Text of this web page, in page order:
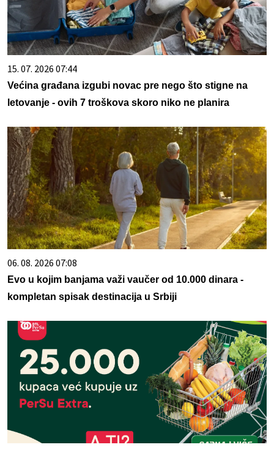
15. 07. 2026 07:44
Većina građana izgubi novac pre nego što stigne na
letovanje - ovih 7 troškova skoro niko ne planira
06. 08. 2026 07:08
Evo u kojim banjama važi vaučer od 10.000 dinara -
kompletan spisak destinacija u Srbiji